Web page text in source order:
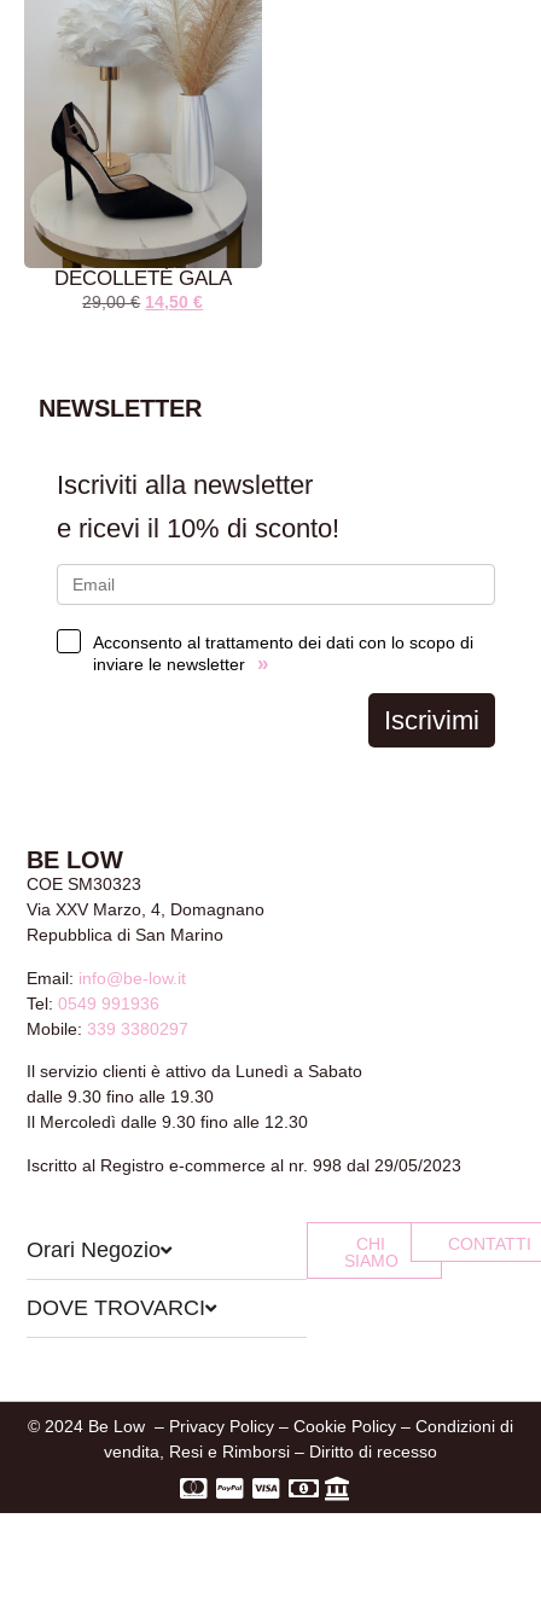
DECOLLETÈ GALA
29,00€ 14,50€
NEWSLETTER
Iscriviti alla newsletter
e ricevi il 10% di sconto!
Acconsento al trattamento dei dati con lo scopo di
inviare le newsletter
»
Iscrivimi
BE LOW
COE SM30323
Via XXV Marzo, 4, Domagnano
Repubblica di San Marino
Email: info@be-low.it
Tel:0549 991936
Mobile: 339 3380297
Il servizio clienti è attivo da Lunedì a Sabato
dalle 9.30 fino alle 19.30
Il Mercoledì dalle 9.30 fino alle 12.30
Iscritto al Registro e-commerce al nr. 998 dal 29/05/2023
Orari Negozio
DOVE TROVARCI
CHI
SIAMO
CONTATTI
© 2024 Be Low – Privacy Policy – Cookie Policy – Condizioni di
vendita, Resi e Rimborsi – Diritto di recesso